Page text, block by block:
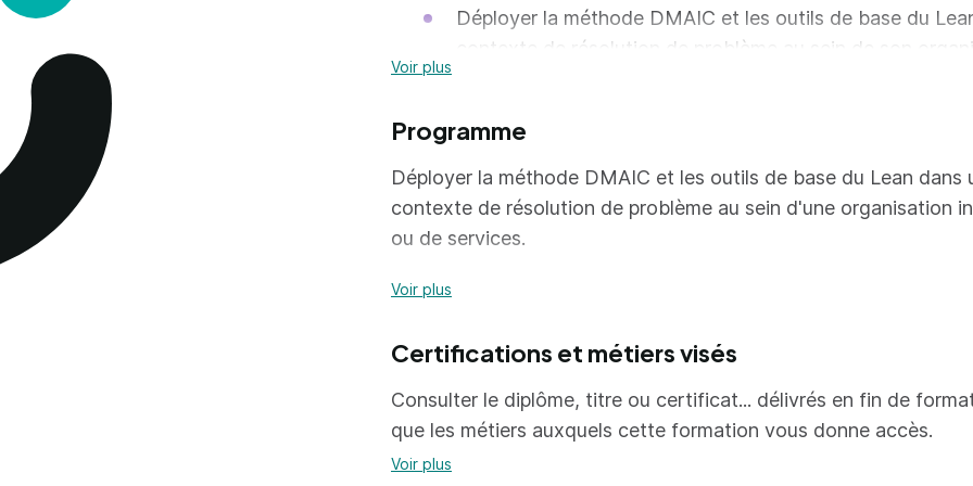
Déployer la méthode DMAIC et les outils de base du
contexte de résolution de problème au sein de son
quotidiennes.
Compétences visées :
C1. Identifier des gaspillages afin d'améliorer l’efficience
C2. Structurer un chantier d'amélioration et sélectionner
outils
Voir plus
Programme
Déployer la méthode DMAIC et les outils de base du Lean dans
contexte de résolution de problème au sein d'une organisation
ou de services.
Programme de la formation :
Comprendre les enjeux de l'amélioration des
principes et gaspillages, phases DMAIC.
Phase D : Mesurer la performance et mettre en évidence
Voir plus
Certifications et métiers visés
Consulter le diplôme, titre ou certificat... délivrés en fin de
que les métiers auxquels cette formation vous donne accès.
Voir plus